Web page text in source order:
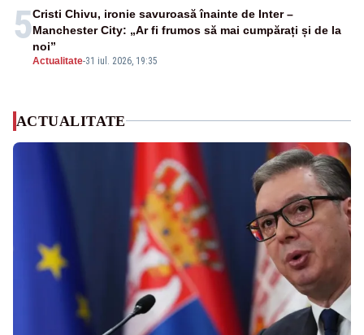
5
Actualitate-31 iul. 2026, 19:35
Cristi Chivu, ironie savuroasă înainte de Inter –
Manchester City: „Ar fi frumos să mai cumpărați și de la
noi”
ACTUALITATE